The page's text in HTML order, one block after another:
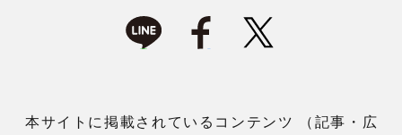
本サイトに掲載されているコンテンツ （記事・広